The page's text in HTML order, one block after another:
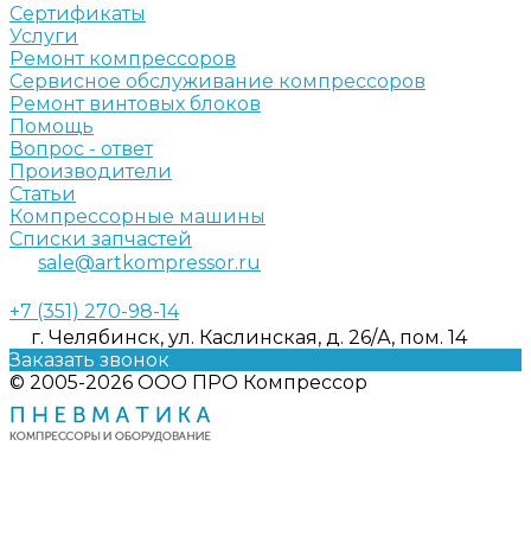
Сертификаты
Услуги
Ремонт компрессоров
Сервисное обслуживание компрессоров
Ремонт винтовых блоков
Помощь
Вопрос - ответ
Производители
Статьи
Компрессорные машины
Списки запчастей
sale@artkompressor.ru
+7 (351) 270-98-14
г. Челябинск, ул. Каслинская, д. 26/А, пом. 14
Заказать звонок
© 2005-2026 ООО ПРО Компрессор